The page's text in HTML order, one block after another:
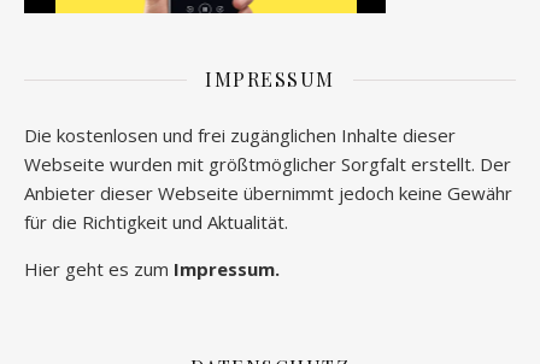
IMPRESSUM
Die kostenlosen und frei zugänglichen Inhalte dieser
Webseite wurden mit größtmöglicher Sorgfalt erstellt. Der
Anbieter dieser Webseite übernimmt jedoch keine Gewähr
für die Richtigkeit und Aktualität.
Hier geht es zum Impressum.